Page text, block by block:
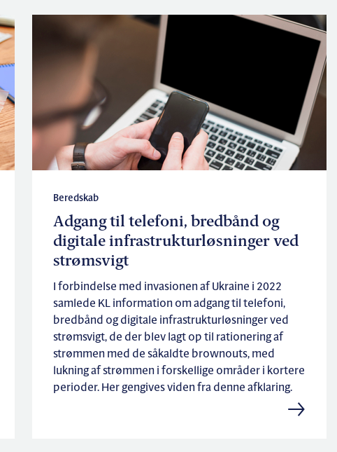
Beredskab
Adgang til telefoni, bredbånd og
digitale infrastrukturløsninger ved
strømsvigt
I forbindelse med invasionen af Ukraine i 2022
samlede KL information om adgang til telefoni,
bredbånd og digitale infrastrukturløsninger ved
strømsvigt, de der blev lagt op til rationering af
strømmen med de såkaldte brownouts, med
lukning af strømmen i forskellige områder i kortere
perioder. Her gengives viden fra denne afklaring.